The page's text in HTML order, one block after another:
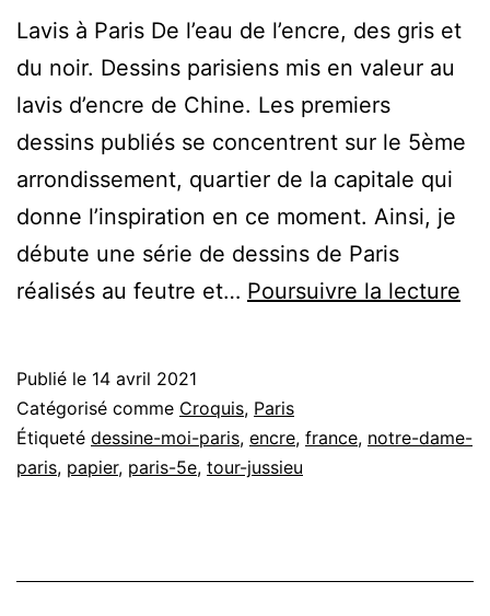
Lavis à Paris De l’eau de l’encre, des gris et
du noir. Dessins parisiens mis en valeur au
lavis d’encre de Chine. Les premiers
dessins publiés se concentrent sur le 5ème
arrondissement, quartier de la capitale qui
donne l’inspiration en ce moment. Ainsi, je
débute une série de dessins de Paris
réalisés au feutre et… Poursuivre la lecture
Publié le 14 avril 2021
Catégorisé comme Croquis, Paris
Étiqueté dessine-moi-paris, encre, france, notre-dame-
paris, papier, paris-5e, tour-jussieu